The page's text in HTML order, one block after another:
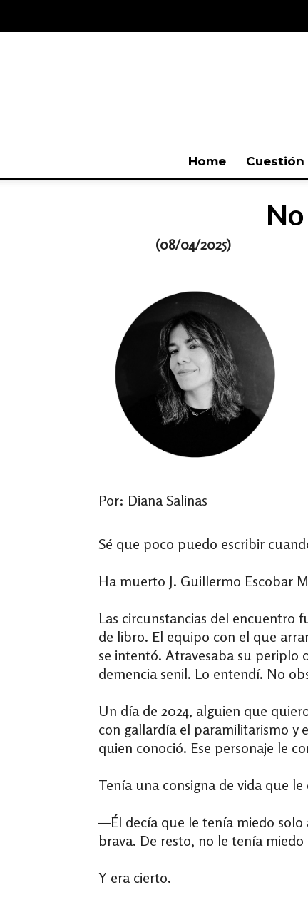
Home Cuestión
(08/04/2025)
Por: Diana Salinas
Sé que poco puedo escribir
Ha muerto J. Guillermo Escobar
Las circunstancias del encuentro
de libro. El equipo con el que
se intentó. Atravesaba su periplo
demencia senil. Lo entendí. No
Un día de 2024, alguien que
con gallardía el paramilitarismo y
quien conoció. Ese personaje le
Tenía una consigna de vida que
—Él decía que le tenía miedo solo
brava. De resto, no le tenía miedo
Y era cierto.